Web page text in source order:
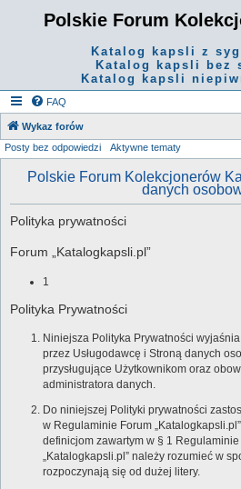
Polskie Forum
Katalog kapsli z
Katalog kapsli bez
Katalog kapsli
FAQ
Wykaz forów
Posty bez odpowiedzi Aktywne tematy
Polskie Forum Kolekcjonerów
danych
Polityka prywatności
Forum „Katalogkapsli.pl”
1
Polityka Prywatności
Niniejsza Polityka Prywatności
przez Usługodawcę i Stroną danych
przysługujące Użytkownikom oraz
administratora danych.
Do niniejszej Polityki prywatności
w Regulaminie Forum
definicjom zawartym w § 1
„Katalogkapsli.pl” należy rozumieć w
rozpoczynają się od dużej litery.